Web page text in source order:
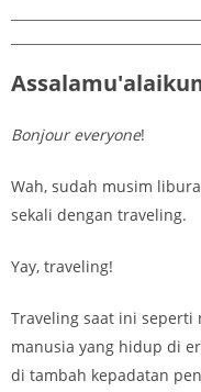
Bonjour everyone!
Wah, sudah musim
sekali dengan traveling.
Yay, traveling!
Traveling saat ini
manusia yang hidup di
di tambah kepadatan